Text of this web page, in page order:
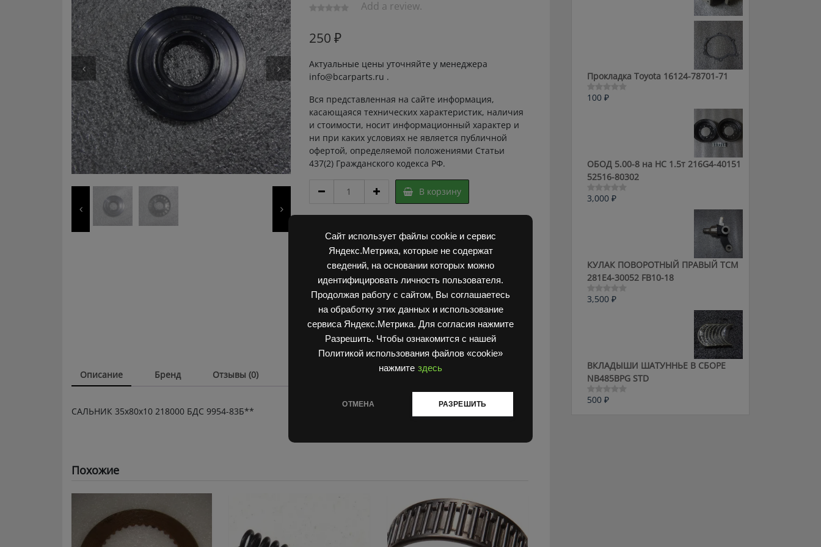
Сайт использует файлы cookie и сервис
Яндекс.Метрика, которые не содержат
сведений, на основании которых можно
идентифицировать личность пользователя.
Продолжая работу с сайтом, Вы соглашаетесь
на обработку этих данных и использование
сервиса Яндекс.Метрика. Для согласия нажмите
Разрешить. Чтобы ознакомится с нашей
Политикой использования файлов «cookie»
нажмите здесь
ОТМЕНА РАЗРЕШИТЬ
Add a review.
250 ₽
Актуальные цены уточняйте у менеджера
info@bcarparts.ru .
Вся представленная на сайте информация,
касающаяся технических характеристик, наличия
и стоимости, носит информационный характер и
ни при каких условиях не является публичной
офертой, определяемой положениями Статьи
437(2) Гражданского кодекса РФ.
35х80х10
9954-
83Б**
quantity
В корзину
Категории:Запчасти Балканкар,Погрузчик ЕВ 687
Описание Бренд Отзывы (0)
САЛЬНИК 35х80х10 218000 БДС 9954-83Б**
Похожие
Прокладка Toyota 16124-78701-71
Оценка
100 ₽
ОБОД 5.00-8 на HC 1.5т 216G4-40151
52516-80302
Оценка
3,000 ₽
КУЛАК ПОВОРОТНЫЙ ПРАВЫЙ ТСМ
281E4-30052 FB10-18
Оценка
3,500 ₽
ВКЛАДЫШИ ШАТУННЬЕ В СБОРЕ
NB485BPG STD
Оценка
500 ₽